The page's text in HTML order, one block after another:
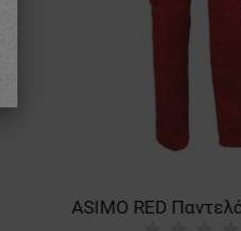
ASIMO RED